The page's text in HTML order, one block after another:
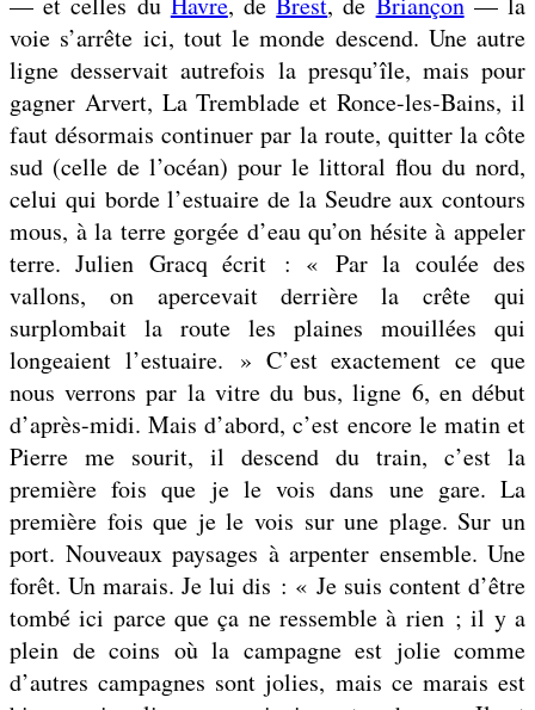
voie s’arrête ici, tout le monde descend. Une autre
ligne desservait autrefois la presqu’île, mais pour
gagner Arvert, La Tremblade et Ronce-les-Bains, il
faut désormais continuer par la route, quitter la côte
sud (celle de l’océan) pour le littoral flou du nord,
celui qui borde l’estuaire de la Seudre aux contours
mous, à la terre gorgée d’eau qu’on hésite à appeler
terre. Julien Gracq écrit : « Par la coulée des
vallons, on apercevait derrière la crête qui
surplombait la route les plaines mouillées qui
longeaient l’estuaire. » C’est exactement ce que
nous verrons par la vitre du bus, ligne 6, en début
d’après-midi. Mais d’abord, c’est encore le matin et
Pierre me sourit, il descend du train, c’est la
première fois que je le vois dans une gare. La
première fois que je le vois sur une plage. Sur un
port. Nouveaux paysages à arpenter ensemble. Une
forêt. Un marais. Je lui dis : « Je suis content d’être
tombé ici parce que ça ne ressemble à rien ; il y a
plein de coins où la campagne est jolie comme
d’autres campagnes sont jolies, mais ce marais est